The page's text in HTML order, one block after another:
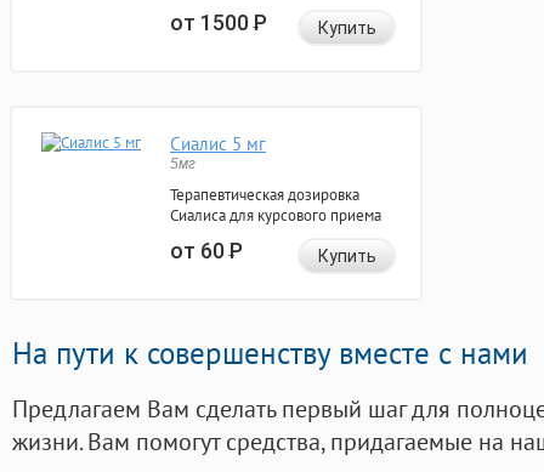
от 1500Р Купить
Сиалис 5 мг
5мг
Терапевтическая дозировка
Сиалиса для курсового приема
от 60Р Купить
На пути к совершенству вместе с нами
Предлагаем Вам сделать первый шаг для
жизни. Вам помогут средства, придагаемые на